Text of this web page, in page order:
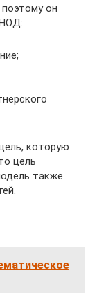
он
которую
цель
также